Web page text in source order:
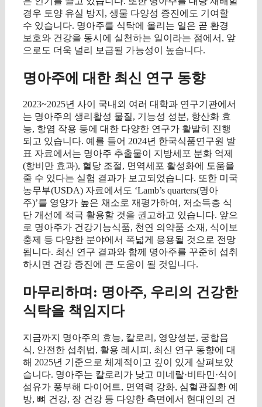
경우 토양 유실 방지, 생물 다양성 증진에도 기여할
수 있습니다. 명아주를 식탁에 올리는 일은 곧 환경
보호와 건강을 동시에 실천하는 일이라는 점에서, 앞
으로도 더욱 널리 보급될 가능성이 높습니다.
명아주에 대한 최신 연구 동향
2023~2025년 사이 국내외 여러 대학과 연구기관에서
는 명아주의 생리활성 물질, 기능성 성분, 항산화 효
능, 항염 작용 등에 대한 다양한 연구가 활발히 진행
되고 있습니다. 예를 들어 2024년 한국식품연구원 발
표 자료에서는 명아주 추출물이 지방세포 분화 억제
(항비만 효과), 혈당 조절, 면역세포 활성화에 도움을
줄 수 있다는 실험 결과가 보고되었습니다. 또한 미국
농무부(USDA) 자료에서도 ‘Lamb’s quarters(명아
주)’를 영양가 높은 채소로 재평가하여, 저소득층 식
단 개선에 적극 활용할 것을 권고하고 있습니다. 앞으
로 명아주가 건강기능식품, 천연 의약품 소재, 식이보
충제 등 다양한 분야에서 폭넓게 응용될 것으로 전망
됩니다. 최신 연구 결과와 함께 명아주를 꾸준히 섭취
하시면 건강 증진에 큰 도움이 될 것입니다.
마무리하며: 명아주, 우리의 건강한
식탁을 책임지다
지금까지 명아주의 효능, 칼로리, 영양성분, 궁합음
식, 안전한 섭취법, 활용 레시피, 최신 연구 동향에 대
해 2025년 기준으로 체계적이고 깊이 있게 살펴보았
습니다. 명아주는 칼로리가 낮고 미네랄·비타민·식이
섬유가 풍부해 다이어트, 면역력 강화, 심혈관질환 예
방, 뼈 건강, 장 건강 등 다양한 측면에서 현대인의 건